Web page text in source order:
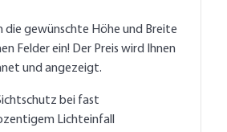
die gewünschte Höhe und Breite
Felder ein! Der Preis wird Ihnen
und angezeigt.
bei fast
Lichteinfall